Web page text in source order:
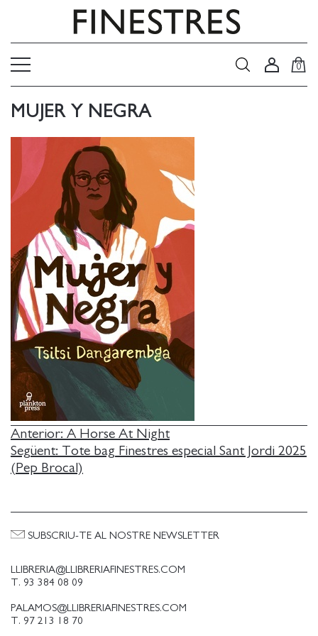
0
MUJER Y NEGRA
NAVEGACIÓ
D'ENTRADES
Anterior: A Horse At Night
Següent: Tote bag Finestres especial Sant Jordi 2025
(Pep Brocal)
LLIBRERIA@LLIBRERIAFINESTRES.COM
T. 93 384 08 09
PALAMOS@LLIBRERIAFINESTRES.COM
T. 97 213 18 70
SUBSCRIU-TE AL NOSTRE NEWSLETTER